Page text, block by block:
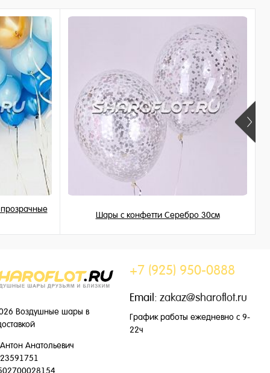
Шары с конфетти Серебро 30см
Воздушные шары в
Анатольевич
+7 (925) 950-0888
Email: zakaz@sharoflot.ru
График работы ежедневно с 9-
22ч